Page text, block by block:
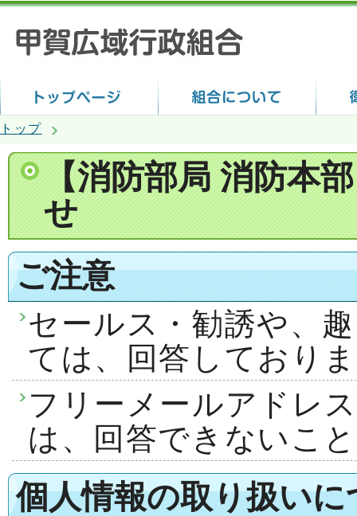
トップ
【消防部局 消防本
せ
ご注意
セールス・勧誘や、
ては、回答しており
フリーメールアドレ
は、回答できないこ
個人情報の取り扱いに